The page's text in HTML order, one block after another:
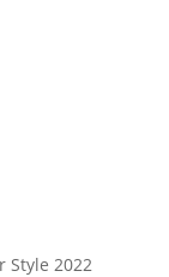
Style 2022